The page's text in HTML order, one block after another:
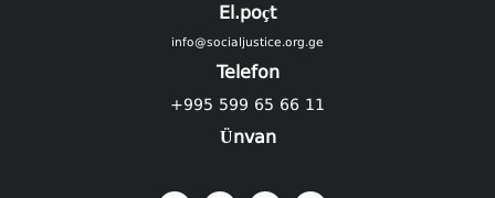
El.poçt
info@socialjustice.org.ge
Telefon
+995 599 65 66 11
Ünvan